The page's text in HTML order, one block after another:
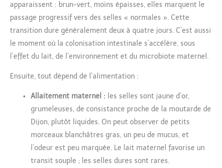
apparaissent : brun-vert, moins épaisses, elles marquent le
passage progressif vers des selles « normales ». Cette
transition dure généralement deux à quatre jours. C’est aussi
le moment où la colonisation intestinale s’accélère, sous
l’effet du lait, de l’environnement et du microbiote maternel.
Ensuite, tout dépend de l’alimentation :
Allaitement maternel : les selles sont jaune d’or,
grumeleuses, de consistance proche de la moutarde de
Dijon, plutôt liquides. On peut observer de petits
morceaux blanchâtres gras, un peu de mucus, et
l’odeur est peu marquée. Le lait maternel favorise un
transit souple ; les selles dures sont rares.